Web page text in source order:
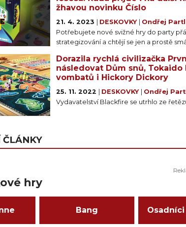
žhavou novinku Číslo
21. 4. 2023 DESKOVKY Ondřej Partl
Potřebujete nové svižné hry do party
strategizování a chtějí se jen a prostě
Dorazila rychlá civilizačka
následovat Dům snů, Tokaido
vombatů i Hickory Dickory
25. 11. 2022 DESKOVKY Ondřej Partl
Vydavatelství Blackfire se utrhlo ze
ČLÁNKY
hry
Bang